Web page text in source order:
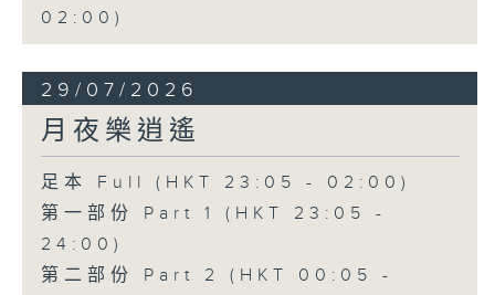
02:00)
29/07/2026
月夜樂逍遙
足本 Full (HKT 23:05 - 02:00)
第一部份 Part 1 (HKT 23:05 -
24:00)
第二部份 Part 2 (HKT 00:05 -